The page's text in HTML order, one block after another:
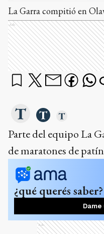
La Garra compitió en
Ads
Parte del equipo La
de maratones de
¿qué querés saber?
Dame
Ads